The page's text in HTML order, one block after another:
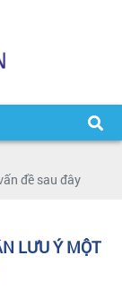
đề sau đây
LƯU Ý MỘT